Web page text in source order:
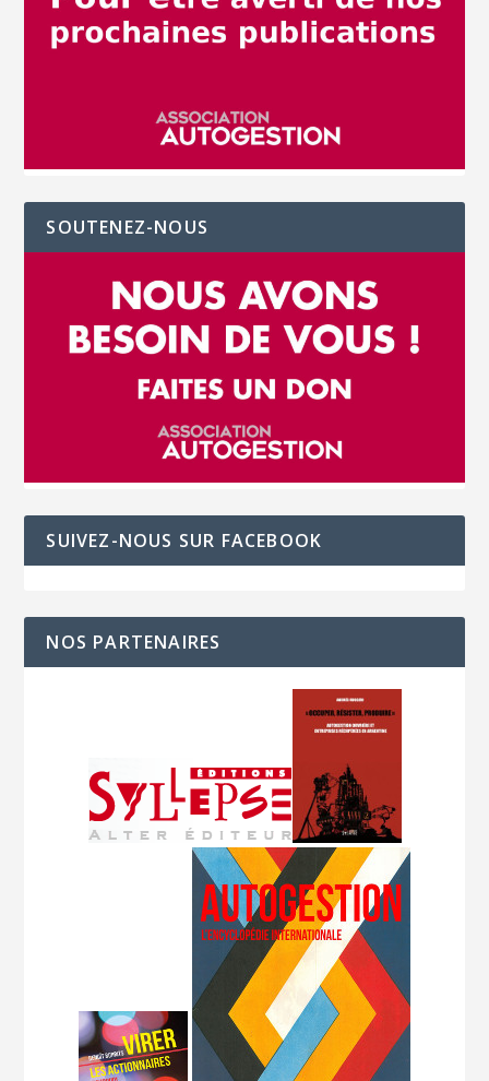
SOUTENEZ-NOUS
SUIVEZ-NOUS SUR FACEBOOK
NOS PARTENAIRES